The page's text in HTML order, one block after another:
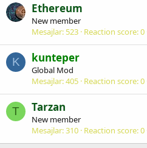
Ethereum
New member
Mesajlar 523 Reaction score 0
K kunteper
Global Mod
Mesajlar 405 Reaction score 0
T Tarzan
New member
Mesajlar 310 Reaction score 0